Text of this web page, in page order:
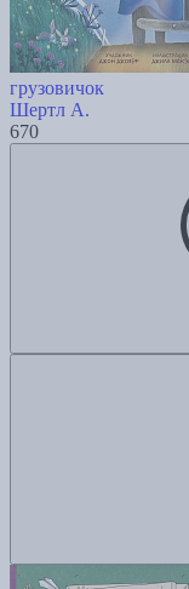
грузовичок
Шертл А.
670